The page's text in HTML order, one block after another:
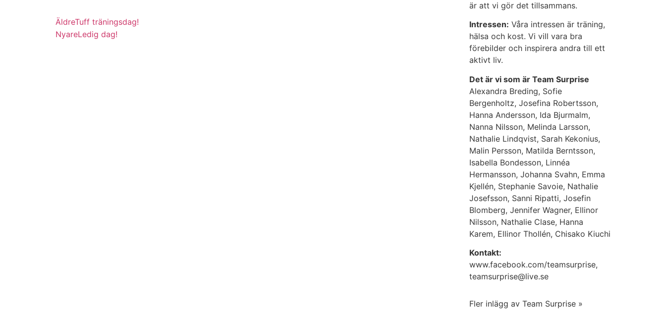
ÄldreTuff träningsdag!
NyareLedig dag!
är att vi gör det tillsammans.
Intressen: Våra intressen är träning,
hälsa och kost. Vi vill vara bra
förebilder och inspirera andra till ett
aktivt liv.
Det är vi som är Team Surprise
Alexandra Breding, Sofie
Bergenholtz, ­Josefina Robertsson,
Hanna Andersson, Ida Bjurmalm,
Nanna Nilsson, Melinda Larsson,
Nathalie Lindqvist, Sarah Kekonius,
Malin ­Persson, Matilda Berntsson,
Isabella Bondesson, Linnéa
Hermansson, Johanna Svahn, Emma
Kjellén, Stephanie Savoie, Nathalie
Josefsson, Sanni Ripatti, Josefin
Blomberg, Jennifer Wagner, Ellinor
Nilsson, Nathalie Clase, Hanna
Karem, Ellinor Thollén, Chisako Kiuchi
Kontakt:
www.facebook.com/teamsurprise,
teamsurprise@live.se
Fler inlägg av Team Surprise »